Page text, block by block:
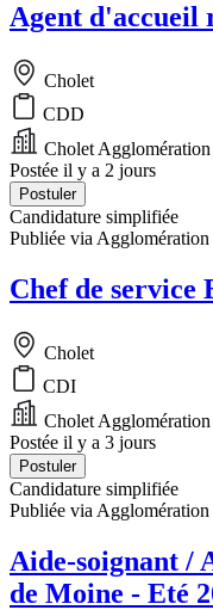
Agent d'accueil
Cholet
CDD
Cholet Agglomération
Postée il y a 2 jours
Postuler
Candidature simplifiée
Publiée via
Chef de service
Cholet
CDI
Cholet Agglomération
Postée il y a 3 jours
Postuler
Candidature simplifiée
Publiée via
Aide-soignant /
de Moine - Eté